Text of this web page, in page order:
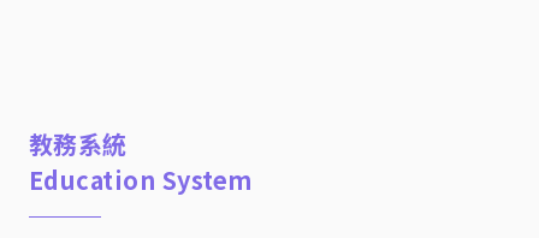
教務系統
Education System